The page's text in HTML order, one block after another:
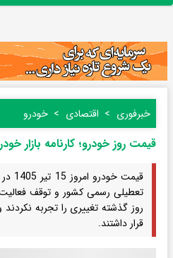
خبرفوری اقتصادی خودرو
قیمت روز خودرو؛ کارنامه بازار خودرو در 2
تعطیلی رسمی کشور و توقف
روز گذشته تغییری را تجربه
قرار داشتند.